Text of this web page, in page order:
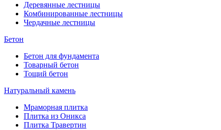
Деревянные лестницы
Комбинированные лестницы
Чердачные лестницы
Бетон
Бетон для фундамента
Товарный бетон
Тощий бетон
Натуральный камень
Мраморная плитка
Плитка из Оникса
Плитка Травертин